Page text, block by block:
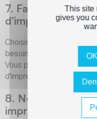
7. Faites attention
d'impression
Choisissez une résolution
besoins. Une résolution
Vous pouvez ajuster ce
d'impression.
8. Nettoyez
imprimante
This site
gives you